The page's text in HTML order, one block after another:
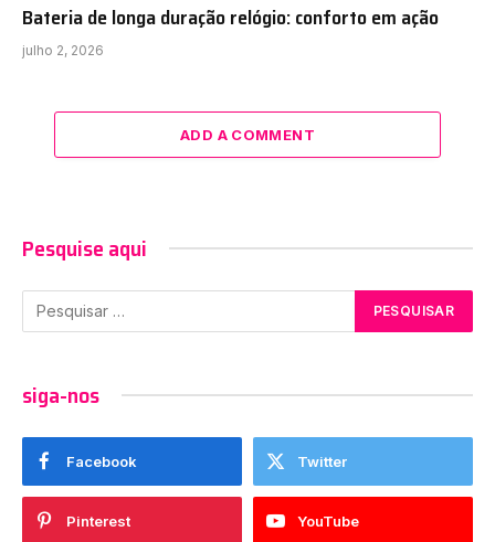
Bateria de longa duração relógio: conforto em ação
julho 2, 2026
ADD A COMMENT
Pesquise aqui
siga-nos
Facebook Twitter
Pinterest YouTube